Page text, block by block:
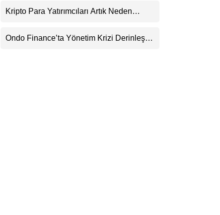
Görecek
Kripto Para Yatırımcıları Artık Neden
Ondo Finance’ta Yönetim Krizi Derinleşti: